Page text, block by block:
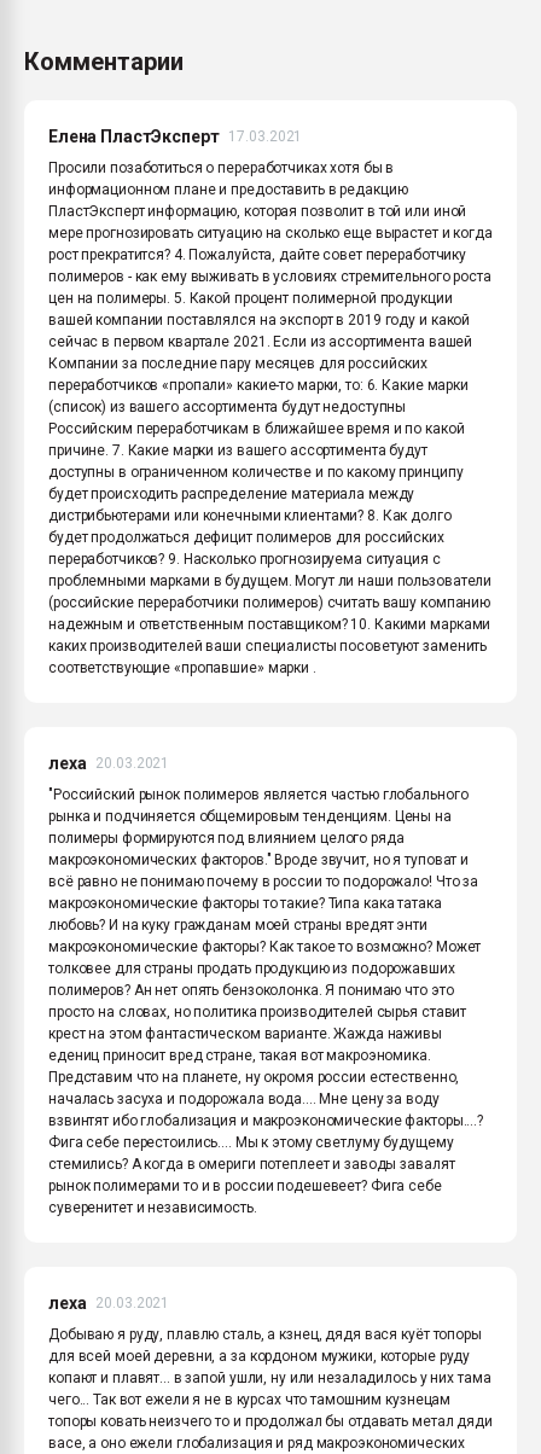
Комментарии
Елена ПластЭксперт
17.03.2021
Просили позаботиться о переработчиках хотя бы в
информационном плане и предоставить в редакцию
ПластЭксперт информацию, которая позволит в той или иной
мере прогнозировать ситуацию на сколько еще вырастет и когда
рост прекратится? 4. Пожалуйста, дайте совет переработчику
полимеров - как ему выживать в условиях стремительного роста
цен на полимеры. 5. Какой процент полимерной продукции
вашей компании поставлялся на экспорт в 2019 году и какой
сейчас в первом квартале 2021. Если из ассортимента вашей
Компании за последние пару месяцев для российских
переработчиков «пропали» какие-то марки, то: 6. Какие марки
(список) из вашего ассортимента будут недоступны
Российским переработчикам в ближайшее время и по какой
причине. 7. Какие марки из вашего ассортимента будут
доступны в ограниченном количестве и по какому принципу
будет происходить распределение материала между
дистрибьютерами или конечными клиентами? 8. Как долго
будет продолжаться дефицит полимеров для российских
переработчиков? 9. Насколько прогнозируема ситуация с
проблемными марками в будущем. Могут ли наши пользователи
(российские переработчики полимеров) считать вашу компанию
надежным и ответственным поставщиком? 10. Какими марками
каких производителей ваши специалисты посоветуют заменить
соответствующие «пропавшие» марки .
леха
20.03.2021
"Российский рынок полимеров является частью глобального
рынка и подчиняется общемировым тенденциям. Цены на
полимеры формируются под влиянием целого ряда
макроэкономических факторов." Вроде звучит, но я туповат и
всё равно не понимаю почему в россии то подорожало! Что за
макроэкономические факторы то такие? Типа кака татака
любовь? И на куку гражданам моей страны вредят энти
макроэкономические факторы? Как такое то возможно? Может
толковее для страны продать продукцию из подорожавших
полимеров? Ан нет опять бензоколонка. Я понимаю что это
просто на словах, но политика производителей сырья ставит
крест на этом фантастическом варианте. Жажда наживы
едениц приносит вред стране, такая вот макроэномика.
Представим что на планете, ну окромя россии естественно,
началась засуха и подорожала вода.... Мне цену за воду
взвинтят ибо глобализация и макроэкономические факторы....?
Фига себе перестоились.... Мы к этому светлуму будущему
стемились? А когда в омериги потеплеет и заводы завалят
рынок полимерами то и в россии подешевеет? Фига себе
суверенитет и независимость.
леха
20.03.2021
Добываю я руду, плавлю сталь, а кзнец, дядя вася куёт топоры
для всей моей деревни, а за кордоном мужики, которые руду
копают и плавят... в запой ушли, ну или незаладилось у них тама
чего... Так вот ежели я не в курсах что тамошним кузнецам
топоры ковать неизчего то и продолжал бы отдавать метал дяди
васе, а оно ежели глобализация и ряд макроэкономических